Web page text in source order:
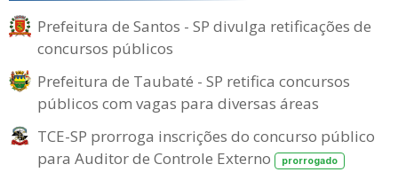
Prefeitura de Santos - SP divulga retificações de
concursos públicos
Prefeitura de Taubaté - SP retifica concursos
públicos com vagas para diversas áreas
TCE-SP prorroga inscrições do concurso público
para Auditor de Controle Externo
prorrogado